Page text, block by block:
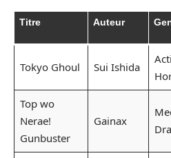
Titre Auteur
Tokyo Ghoul Sui Ishida
Top wo
Nerae!
Gunbuster
Gainax